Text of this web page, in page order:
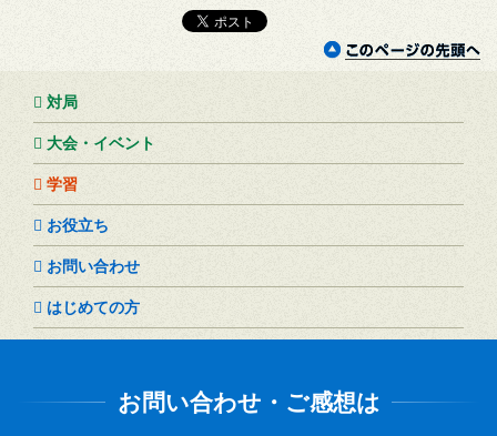
対局
大会・イベント
学習
お役立ち
お問い合わせ
はじめての方